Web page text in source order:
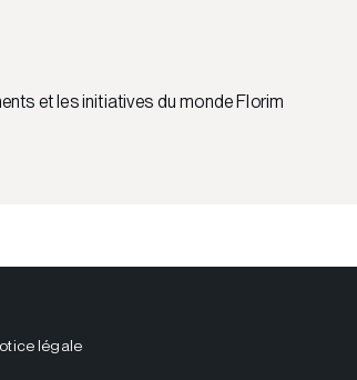
et les initiatives du monde Florim
légale